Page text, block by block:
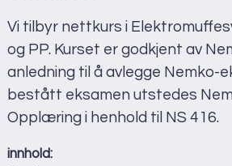
Vi tilbyr nettkurs i
og PP. Kurset er godkjent av
anledning til å avlegge Nemko-
bestått eksamen utstedes
Opplæring i henhold til NS 416.
innhold: